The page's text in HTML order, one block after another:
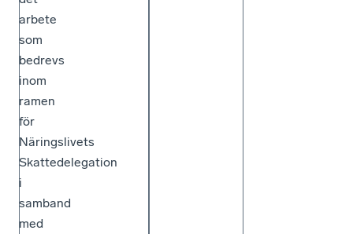
arbete
som
bedrevs
inom
ramen
för
Näringslivets
Skattedelegation
i
samband
med